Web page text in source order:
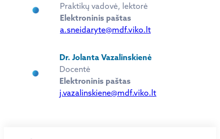
Praktikų vadovė, lektorė
Elektroninis paštas
a.sneidaryte@mdf.viko.lt
Dr. Jolanta Vazalinskienė
Docentė
Elektroninis paštas
j.vazalinskiene@mdf.viko.lt